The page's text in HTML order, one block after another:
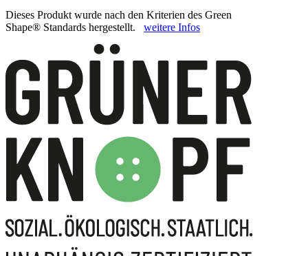
Dieses Produkt wurde nach den Kriterien des Green
Shape® Standards hergestellt. weitere Infos